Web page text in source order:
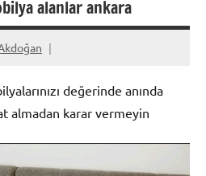
alanlar ankara
değerinde anında
almadan karar vermeyin